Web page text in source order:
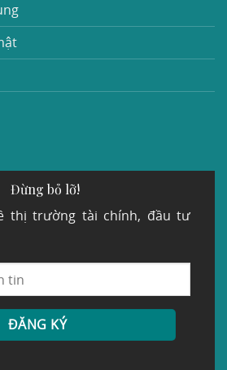
Đừng bỏ lỡ!
thị trường tài chính, đầu tư